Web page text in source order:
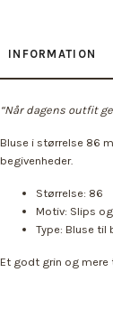
INFORMATION
“Når dagens outfit
Bluse i størrelse 86
begivenheder.
Størrelse: 86
Motiv: Slips
Type: Bluse til
Et godt grin og mere